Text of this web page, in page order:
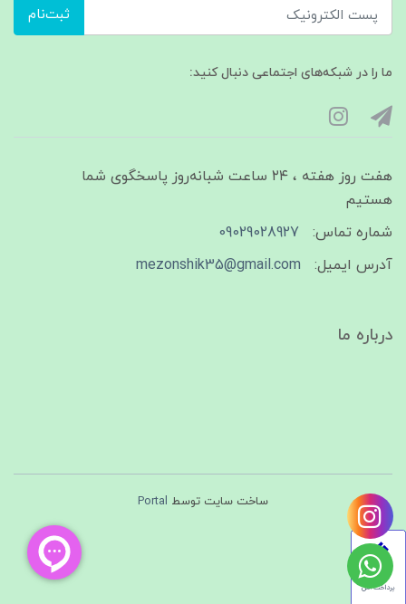
ثبت‌نام
ما را در شبکه‌های اجتماعی دنبال کنید:
هفت روز هفته ، ۲۴ ساعت شبانه‌روز پاسخگوی شما
هستیم
شماره تماس:
09029028927
آدرس ایمیل:
mezonshik35@gmail.com
درباره ما
ساخت سایت توسط Portal